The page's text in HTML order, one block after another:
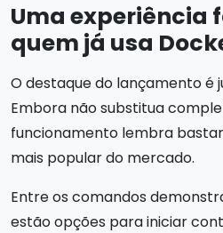
Uma experiência
quem já usa
O destaque do lançamento é
Embora não substitua
funcionamento lembra
mais popular do mercado.
Entre os comandos
estão opções para iniciar